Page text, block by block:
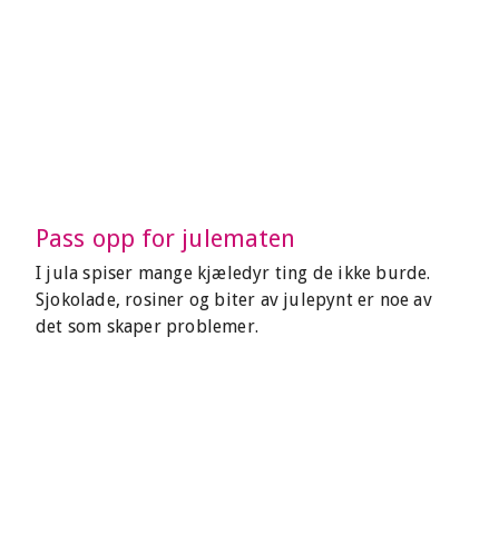
Pass opp for julematen
I jula spiser mange kjæledyr ting de ikke burde.
Sjokolade, rosiner og biter av julepynt er noe av
det som skaper problemer.